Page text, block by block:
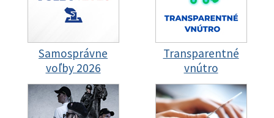
Samosprávne
voľby 2026
Transparentné
vnútro